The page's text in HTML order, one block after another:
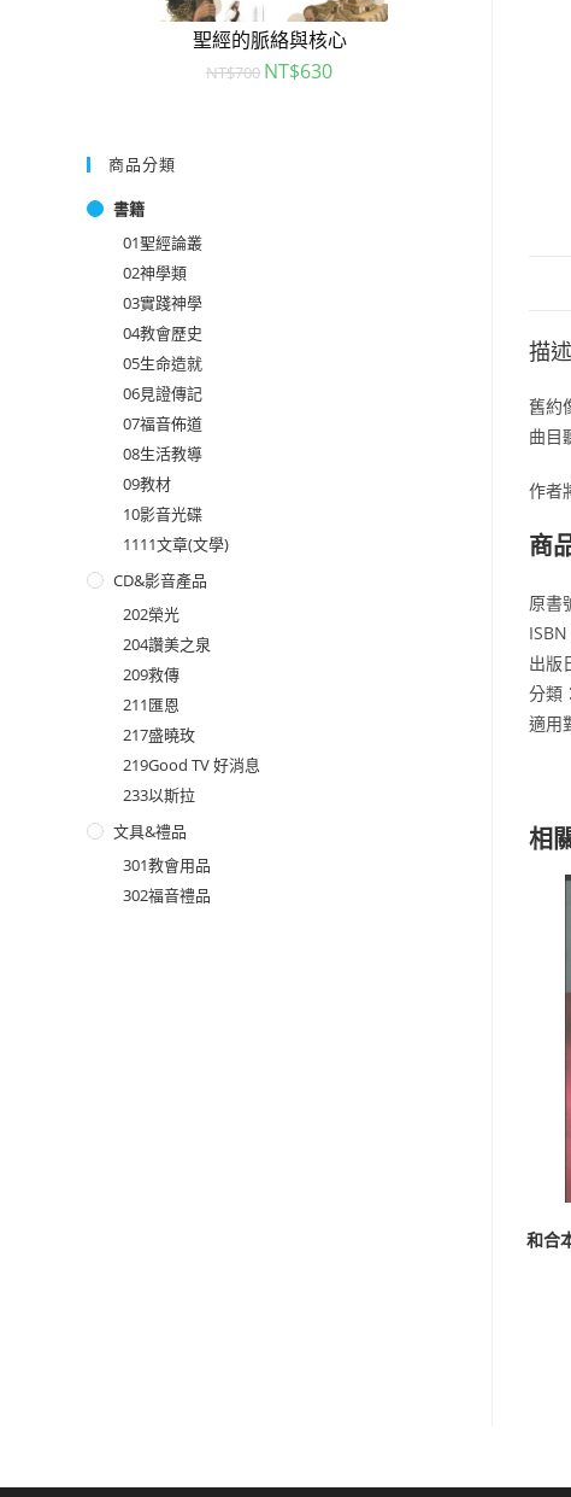
描述
舊約
曲目
作者
商
原書
出版
分類
適用
相
和合
聖經的脈絡與核心
NT$700 NT$630
商品分類
書籍
01聖經論叢
02神學類
03實踐神學
04教會歷史
05生命造就
06見證傳記
07福音佈道
08生活教導
09教材
10影音光碟
1111文章(文學)
CD&影音產品
202榮光
204讚美之泉
209救傳
211匯恩
217盛曉玫
219Good TV 好消息
233以斯拉
文具&禮品
301教會用品
302福音禮品